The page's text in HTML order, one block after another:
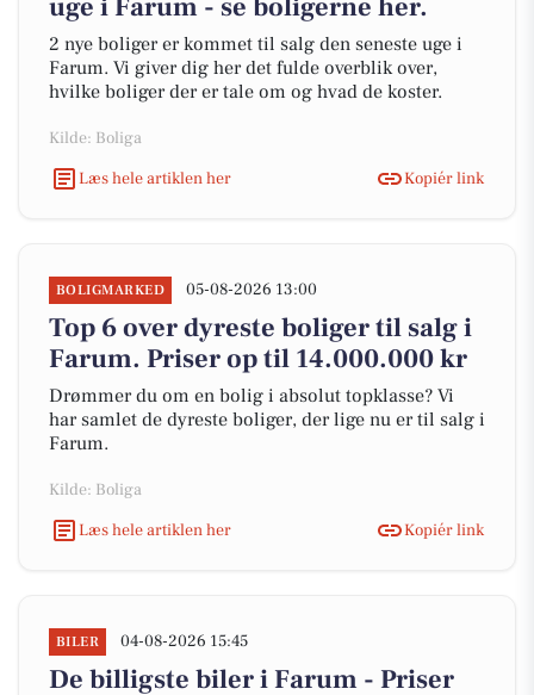
uge i Farum - se boligerne her.
2 nye boliger er kommet til salg den seneste uge i
Farum. Vi giver dig her det fulde overblik over,
hvilke boliger der er tale om og hvad de koster.
Kilde: Boliga
Læs hele artiklen her
Kopiér link
BOLIGMARKED 05-08-2026 13:00
Top 6 over dyreste boliger til salg i
Farum. Priser op til 14.000.000 kr
Drømmer du om en bolig i absolut topklasse? Vi
har samlet de dyreste boliger, der lige nu er til salg i
Farum.
Kilde: Boliga
Læs hele artiklen her
Kopiér link
BILER 04-08-2026 15:45
De billigste biler i Farum - Priser